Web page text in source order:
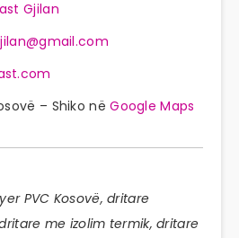
Gjilan
– Shiko nëGoogle Maps
PVC Kosovë, dritare
me izolim termik, dritare